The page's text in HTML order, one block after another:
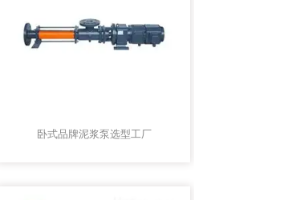
卧式品牌泥浆泵选型工厂